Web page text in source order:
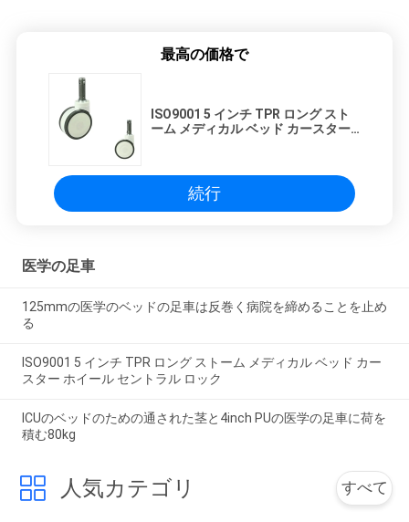
最高の価格で
ISO9001 5 インチ TPR ロング スト
ーム メディカル ベッド カースター
続行
医学の足車
125mmの医学のベッドの足車は反巻く病院を締めることを止め
る
ISO9001 5 インチ TPR ロング ストーム メディカル ベッド カー
スター ホイール セントラル ロック
ICUのベッドのための通された茎と4inch PUの医学の足車に荷を
積む80kg
人気カテゴリ すべて